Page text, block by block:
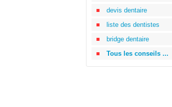
devis dentaire
liste des dentistes
bridge dentaire
Tous les conseils ...